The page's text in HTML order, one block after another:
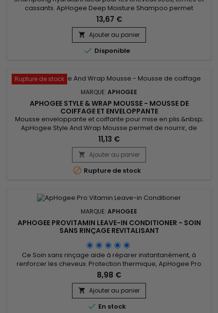
cassants. ApHogee Deep Moisture Shampoo permet
d’améliorer l’élasticité des cheveux, de les hydrater en
profondeur, de réduire les pointes fourchues, la casse et
d'améliorer la texture des cheveux.&nbsp; Chaque
ingrédient a été sélectionné pour ses propriétés uniques
d'hydratation et de...
13,67 €
 Ajouter au panier
 Disponible
Rupture de stock
MARQUE: APHOGEE
APHOGEE STYLE & WRAP MOUSSE - MOUSSE DE
COIFFAGE ET ENVELOPPANTE
Mousse enveloppante et coiffante pour mise en plis.&nbsp;
ApHogee Style And Wrap Mousse permet de nourrir, de
réparer, de sculpter les cheveux, définir les boucles et les
maintenir sans les dessécher, le tout en protégeant des
agressions thermiques et extérieures.&nbsp; Mousse
enveloppante et coiffante d'ApHogee convient également
aux cheveux traités par...
11,13 €
 Ajouter au panier
 Rupture de stock
MARQUE: APHOGEE
APHOGEE PROVITAMIN LEAVE-IN CONDITIONER - SOIN
SANS RINÇAGE REVITALISANT
Ce Soin sans rinçage aide à réparer instantanément, à
renforcer les cheveux. Protection thermique, ApHogee Pro
Vitamin Leave-in Conditioner démêle instantanément pour
éviter la casse, transforme les cheveux, les rendant
visiblement plus sains, doux et brillants dès la première
utilisation. Le soin sans rinçage de ApHogee est enrichi en
panthénol et en...
8,98 €
 Ajouter au panier
 En stock